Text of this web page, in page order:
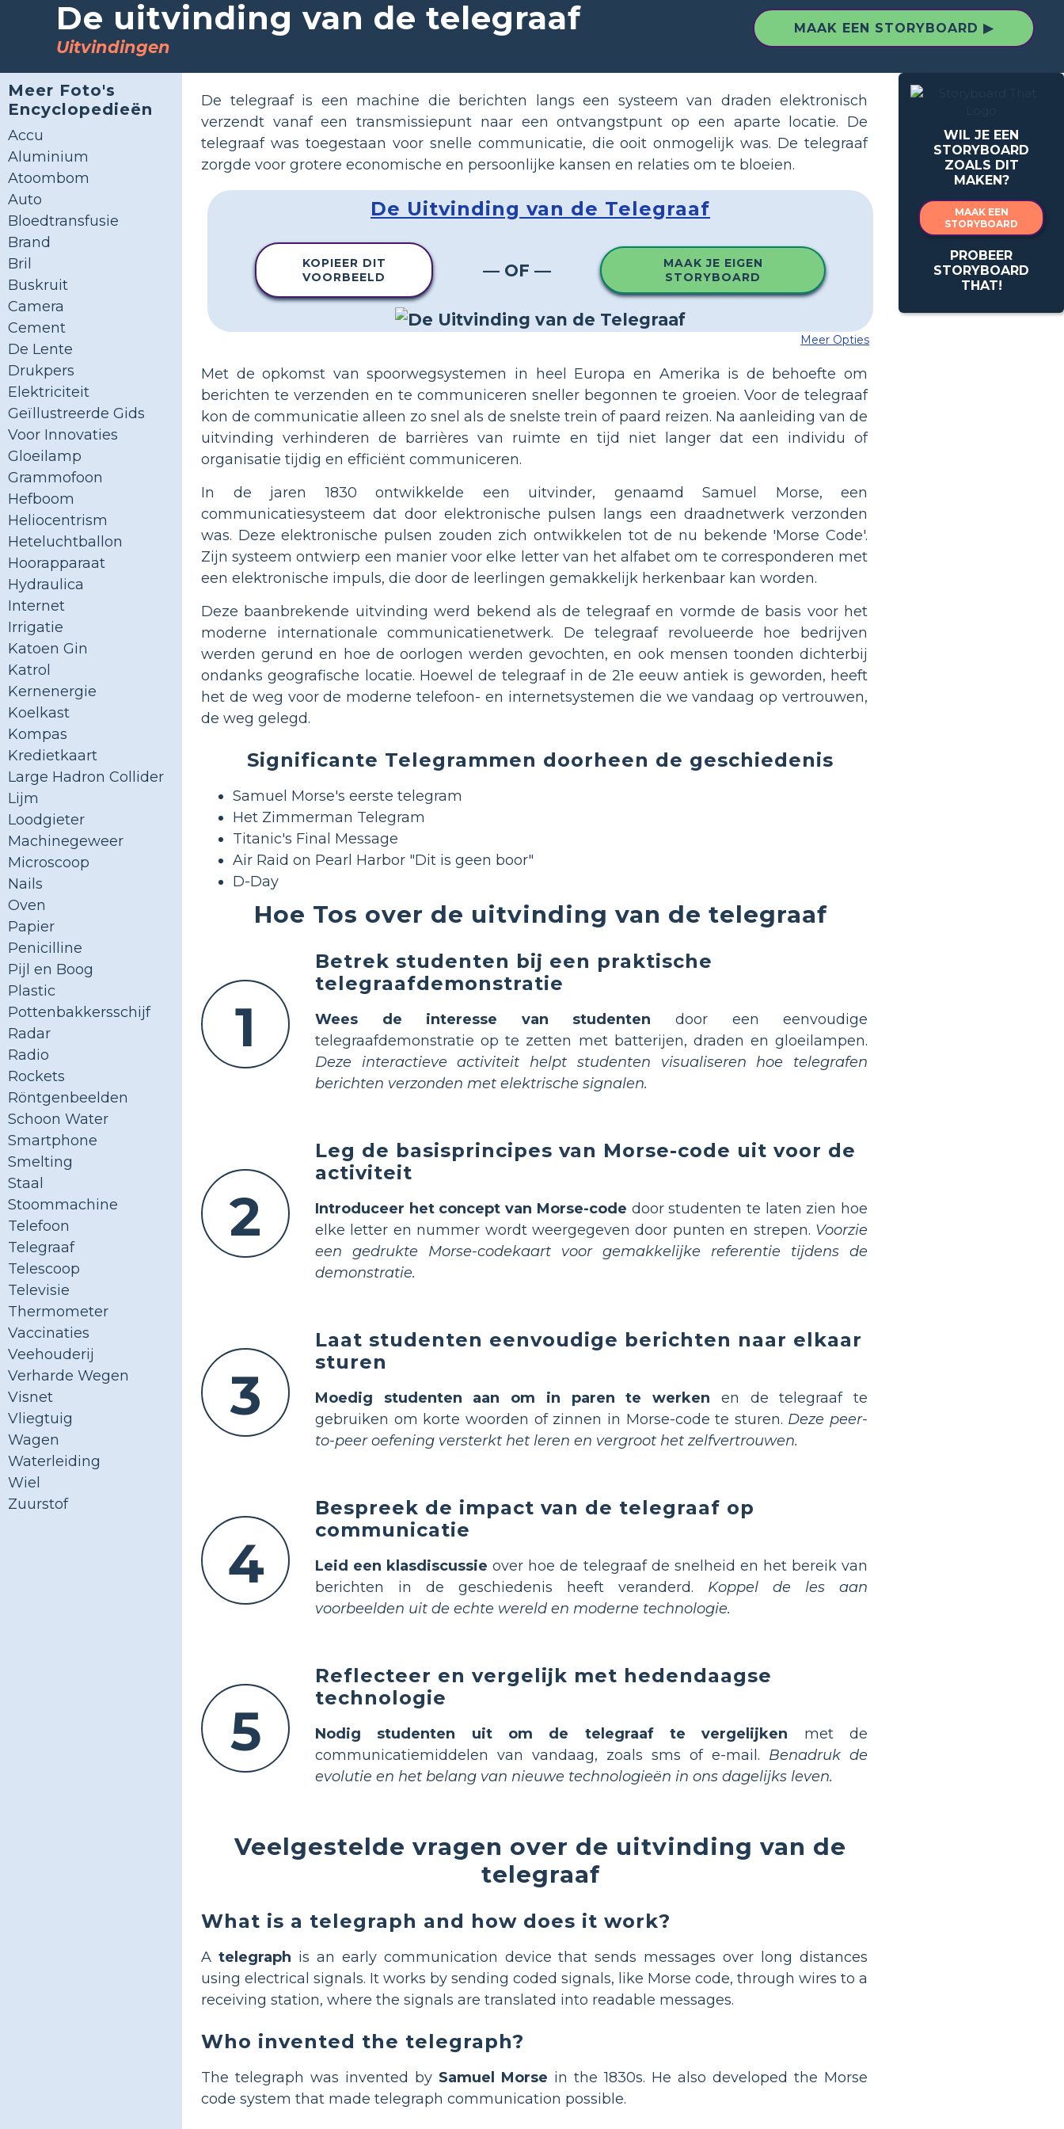
De uitvinding van de telegraaf
Uitvindingen
MAAK EEN STORYBOARD ▶
Meer Foto's
Encyclopedieën
Accu
Aluminium
Atoombom
Auto
Bloedtransfusie
Brand
Bril
Buskruit
Camera
Cement
De Lente
Drukpers
Elektriciteit
Geïllustreerde Gids
Voor Innovaties
Gloeilamp
Grammofoon
Hefboom
Heliocentrism
Heteluchtballon
Hoorapparaat
Hydraulica
Internet
Irrigatie
Katoen Gin
Katrol
Kernenergie
Koelkast
Kompas
Kredietkaart
Large Hadron Collider
Lijm
Loodgieter
Machinegeweer
Microscoop
Nails
Oven
Papier
Penicilline
Pijl en Boog
Plastic
Pottenbakkersschijf
Radar
Radio
Rockets
Röntgenbeelden
Schoon Water
Smartphone
Smelting
Staal
Stoommachine
Telefoon
Telegraaf
Telescoop
Televisie
Thermometer
Vaccinaties
Veehouderij
Verharde Wegen
Visnet
Vliegtuig
Wagen
Waterleiding
Wiel
Zuurstof
WIL JE EEN
STORYBOARD
ZOALS DIT
MAKEN?
MAAK EEN
STORYBOARD
PROBEER
STORYBOARD
THAT!
De telegraaf is een machine die berichten langs een systeem van draden elektronisch
verzendt vanaf een transmissiepunt naar een ontvangstpunt op een aparte locatie. De
telegraaf was toegestaan ​​voor snelle communicatie, die ooit onmogelijk was. De telegraaf
zorgde voor grotere economische en persoonlijke kansen en relaties om te bloeien.
De Uitvinding van de Telegraaf
KOPIEER DIT
VOORBEELD
— OF —
MAAK JE EIGEN
STORYBOARD
Meer Opties
Met de opkomst van spoorwegsystemen in heel Europa en Amerika is de behoefte om
berichten te verzenden en te communiceren sneller begonnen te groeien. Voor de telegraaf
kon de communicatie alleen zo snel als de snelste trein of paard reizen. Na aanleiding van de
uitvinding verhinderen de barrières van ruimte en tijd niet langer dat een individu of
organisatie tijdig en efficiënt communiceren.
In de jaren 1830 ontwikkelde een uitvinder, genaamd Samuel Morse, een
communicatiesysteem dat door elektronische pulsen langs een draadnetwerk verzonden
was. Deze elektronische pulsen zouden zich ontwikkelen tot de nu bekende 'Morse Code'.
Zijn systeem ontwierp een manier voor elke letter van het alfabet om te corresponderen met
een elektronische impuls, die door de leerlingen gemakkelijk herkenbaar kan worden.
Deze baanbrekende uitvinding werd bekend als de telegraaf en vormde de basis voor het
moderne internationale communicatienetwerk. De telegraaf revolueerde hoe bedrijven
werden gerund en hoe de oorlogen werden gevochten, en ook mensen toonden dichterbij
ondanks geografische locatie. Hoewel de telegraaf in de 21e eeuw antiek is geworden, heeft
het de weg voor de moderne telefoon- en internetsystemen die we vandaag op vertrouwen,
de weg gelegd.
Significante Telegrammen doorheen de geschiedenis
Samuel Morse's eerste telegram
Het Zimmerman Telegram
Titanic's Final Message
Air Raid on Pearl Harbor "Dit is geen boor"
D-Day
Hoe Tos over de uitvinding van de telegraaf
1
Betrek studenten bij een praktische
telegraafdemonstratie
Wees de interesse van studenten door een eenvoudige
telegraafdemonstratie op te zetten met batterijen, draden en gloeilampen.
Deze interactieve activiteit helpt studenten visualiseren hoe telegrafen
berichten verzonden met elektrische signalen.
2
Leg de basisprincipes van Morse-code uit voor de
activiteit
Introduceer het concept van Morse-code door studenten te laten zien hoe
elke letter en nummer wordt weergegeven door punten en strepen. Voorzie
een gedrukte Morse-codekaart voor gemakkelijke referentie tijdens de
demonstratie.
3
Laat studenten eenvoudige berichten naar elkaar
sturen
Moedig studenten aan om in paren te werken en de telegraaf te
gebruiken om korte woorden of zinnen in Morse-code te sturen. Deze peer-
to-peer oefening versterkt het leren en vergroot het zelfvertrouwen.
4
Bespreek de impact van de telegraaf op
communicatie
Leid een klasdiscussie over hoe de telegraaf de snelheid en het bereik van
berichten in de geschiedenis heeft veranderd. Koppel de les aan
voorbeelden uit de echte wereld en moderne technologie.
5
Reflecteer en vergelijk met hedendaagse
technologie
Nodig studenten uit om de telegraaf te vergelijken met de
communicatiemiddelen van vandaag, zoals sms of e-mail. Benadruk de
evolutie en het belang van nieuwe technologieën in ons dagelijks leven.
Veelgestelde vragen over de uitvinding van de
telegraaf
What is a telegraph and how does it work?
A telegraph is an early communication device that sends messages over long distances
using electrical signals. It works by sending coded signals, like Morse code, through wires to a
receiving station, where the signals are translated into readable messages.
Who invented the telegraph?
The telegraph was invented by Samuel Morse in the 1830s. He also developed the Morse
code system that made telegraph communication possible.